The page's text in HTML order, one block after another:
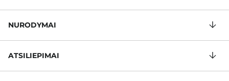
NURODYMAI
ATSILIEPIMAI